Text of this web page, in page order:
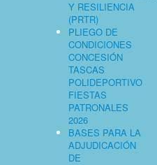
Y RESILIENCIA
(PRTR)
PLIEGO DE
CONDICIONES
CONCESIÓN
TASCAS
POLIDEPORTIVO
FIESTAS
PATRONALES
2026
BASES PARA LA
ADJUDICACIÓN
DE